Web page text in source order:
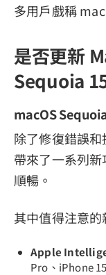
多用戶戲稱
是否更新
Sequoia
macOS
除了修復錯誤
帶來了一系列
順暢。
其中值得注意的
Apple
Pro、iPhone